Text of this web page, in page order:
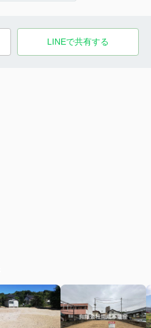
LINEで共有する